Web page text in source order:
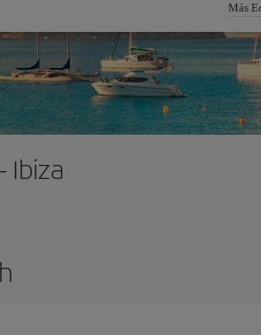
Más
Ibiza